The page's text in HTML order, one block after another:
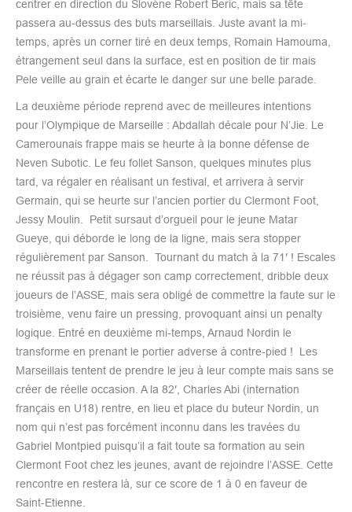
centrer en direction du Slovène Robert Beric, mais sa tête
passera au-dessus des buts marseillais. Juste avant la mi-
temps, après un corner tiré en deux temps, Romain Hamouma,
étrangement seul dans la surface, est en position de tir mais
Pele veille au grain et écarte le danger sur une belle parade.
La deuxième période reprend avec de meilleures intentions
pour l’Olympique de Marseille : Abdallah décale pour N’Jie. Le
Camerounais frappe mais se heurte à la bonne défense de
Neven Subotic. Le feu follet Sanson, quelques minutes plus
tard, va régaler en réalisant un festival, et arrivera à servir
Germain, qui se heurte sur l’ancien portier du Clermont Foot,
Jessy Moulin. Petit sursaut d’orgueil pour le jeune Matar
Gueye, qui déborde le long de la ligne, mais sera stopper
régulièrement par Sanson. Tournant du match à la 71′ ! Escales
ne réussit pas à dégager son camp correctement, dribble deux
joueurs de l’ASSE, mais sera obligé de commettre la faute sur le
troisième, venu faire un pressing, provoquant ainsi un penalty
logique. Entré en deuxième mi-temps, Arnaud Nordin le
transforme en prenant le portier adverse à contre-pied ! Les
Marseillais tentent de prendre le jeu à leur compte mais sans se
créer de réelle occasion. A la 82′, Charles Abi (internation
français en U18) rentre, en lieu et place du buteur Nordin, un
nom qui n’est pas forcément inconnu dans les travées du
Gabriel Montpied puisqu’il a fait toute sa formation au sein
Clermont Foot chez les jeunes, avant de rejoindre l’ASSE. Cette
rencontre en restera là, sur ce score de 1 à 0 en faveur de
Saint-Etienne.